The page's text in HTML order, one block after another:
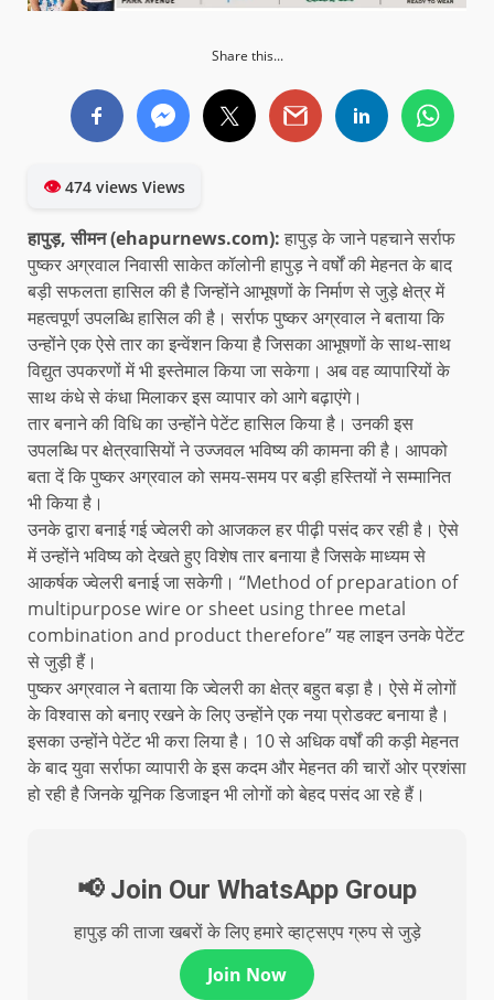
Share this...
👁474 views Views
हापुड़, सीमन (ehapurnews.com): हापुड़ के जाने पहचाने सर्राफ
पुष्कर अग्रवाल निवासी साकेत कॉलोनी हापुड़ ने वर्षों की मेहनत के बाद
बड़ी सफलता हासिल की है जिन्होंने आभूषणों के निर्माण से जुड़े क्षेत्र में
महत्वपूर्ण उपलब्धि हासिल की है। सर्राफ पुष्कर अग्रवाल ने बताया कि
उन्होंने एक ऐसे तार का इन्वेंशन किया है जिसका आभूषणों के साथ-साथ
विद्युत उपकरणों में भी इस्तेमाल किया जा सकेगा। अब वह व्यापारियों के
साथ कंधे से कंधा मिलाकर इस व्यापार को आगे बढ़ाएंगे।
तार बनाने की विधि का उन्होंने पेटेंट हासिल किया है। उनकी इस
उपलब्धि पर क्षेत्रवासियों ने उज्जवल भविष्य की कामना की है। आपको
बता दें कि पुष्कर अग्रवाल को समय-समय पर बड़ी हस्तियों ने सम्मानित
भी किया है।
उनके द्वारा बनाई गई ज्वेलरी को आजकल हर पीढ़ी पसंद कर रही है। ऐसे
में उन्होंने भविष्य को देखते हुए विशेष तार बनाया है जिसके माध्यम से
आकर्षक ज्वेलरी बनाई जा सकेगी। “Method of preparation of
multipurpose wire or sheet using three metal
combination and product therefore” यह लाइन उनके पेटेंट
से जुड़ी हैं।
पुष्कर अग्रवाल ने बताया कि ज्वेलरी का क्षेत्र बहुत बड़ा है। ऐसे में लोगों
के विश्वास को बनाए रखने के लिए उन्होंने एक नया प्रोडक्ट बनाया है।
इसका उन्होंने पेटेंट भी करा लिया है। 10 से अधिक वर्षों की कड़ी मेहनत
के बाद युवा सर्राफा व्यापारी के इस कदम और मेहनत की चारों ओर प्रशंसा
हो रही है जिनके यूनिक डिजाइन भी लोगों को बेहद पसंद आ रहे हैं।
📢 Join Our WhatsApp Group
हापुड़ की ताजा खबरों के लिए हमारे व्हाट्सएप ग्रुप से जुड़े
Join Now